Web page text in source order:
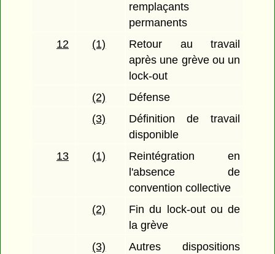
remplaçants
permanents
12
(1)
Retour au travail
après une grève ou un
lock-out
(2)
Défense
(3)
Définition de travail
disponible
13
(1)
Reintégration en
l'absence de
convention collective
(2)
Fin du lock-out ou de
la grève
(3)
Autres dispositions